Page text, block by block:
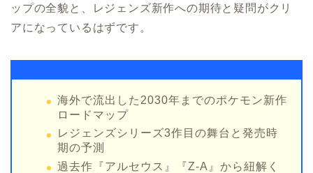
ップの全貌と、レジェンズ新作への期待と疑問がクリ
アになっているはずです。
海外で流出した2030年までのポケモン新作
ロードマップ
レジェンズシリーズ3作目の舞台と発売時
期の予測
過去作『アルセウス』『Z-A』から紐解く